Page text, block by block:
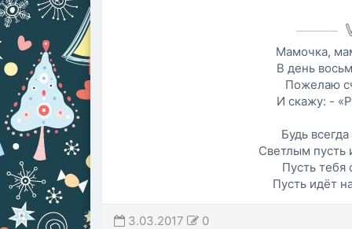
Мамочка,
В день
Пожелаю
И скажу: -
Будь
Светлым пусть
Пусть тебя
Пусть идёт
3.03.2017 0